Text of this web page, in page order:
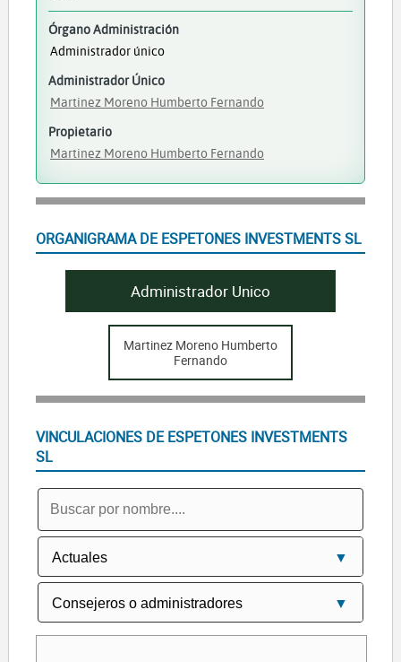
Órgano Administración
Administrador único
Administrador Único
Martinez Moreno Humberto Fernando
Propietario
Martinez Moreno Humberto Fernando
ORGANIGRAMA DE ESPETONES INVESTMENTS SL
Administrador Unico
Martinez Moreno Humberto
Fernando
VINCULACIONES DE ESPETONES INVESTMENTS
SL